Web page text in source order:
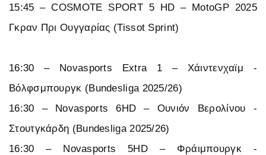
15:45 – COSMOTE SPORT 5 HD – MotoGP 2025
Γκραν Πρι Ουγγαρίας (Tissot Sprint)
16:30 – Novasports Extra 1 – Χάιντενχαϊμ -
Βόλφσμπουργκ (Bundesliga 2025/26)
16:30 – Novasports 6HD – Ουνιόν Βερολίνου -
Στουτγκάρδη (Bundesliga 2025/26)
16:30 – Novasports 5HD – Φράιμπουργκ -